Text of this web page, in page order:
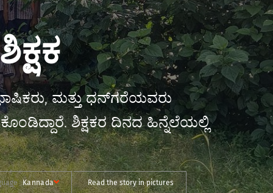
ಮತ್ತು ಧನ್‌ಗರೆಯವರು
ಶಿಕ್ಷಕರ ದಿನದ ಹಿನ್ನೆಲೆಯಲ್ಲಿ
Kannada Read the story in pictures